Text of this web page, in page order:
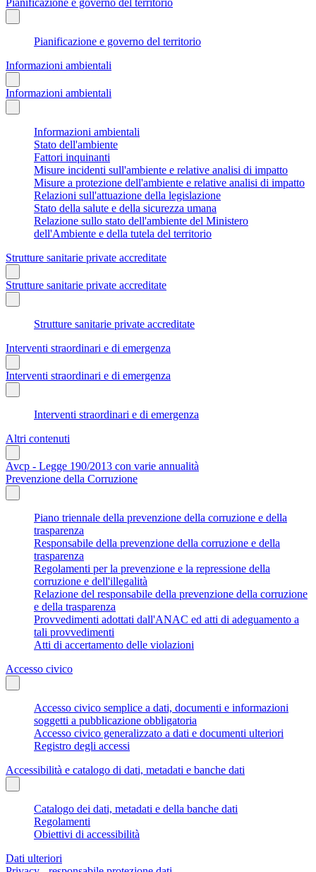
Pianificazione e governo del territorio
Informazioni ambientali
Informazioni ambientali
Informazioni ambientali
Stato dell'ambiente
Fattori inquinanti
Misure incidenti sull'ambiente e relative analisi di impatto
Misure a protezione dell'ambiente e relative analisi di impatto
Relazioni sull'attuazione della legislazione
Stato della salute e della sicurezza umana
Relazione sullo stato dell'ambiente del Ministero
dell'Ambiente e della tutela del territorio
Strutture sanitarie private accreditate
Strutture sanitarie private accreditate
Strutture sanitarie private accreditate
Interventi straordinari e di emergenza
Interventi straordinari e di emergenza
Interventi straordinari e di emergenza
Altri contenuti
Avcp - Legge 190/2013 con varie annualità
Prevenzione della Corruzione
Piano triennale della prevenzione della corruzione e della
trasparenza
Responsabile della prevenzione della corruzione e della
trasparenza
Regolamenti per la prevenzione e la repressione della
corruzione e dell'illegalità
Relazione del responsabile della prevenzione della corruzione
e della trasparenza
Provvedimenti adottati dall'ANAC ed atti di adeguamento a
tali provvedimenti
Atti di accertamento delle violazioni
Accesso civico
Accesso civico semplice a dati, documenti e informazioni
soggetti a pubblicazione obbligatoria
Accesso civico generalizzato a dati e documenti ulteriori
Registro degli accessi
Accessibilità e catalogo di dati, metadati e banche dati
Catalogo dei dati, metadati e della banche dati
Regolamenti
Obiettivi di accessibilità
Dati ulteriori